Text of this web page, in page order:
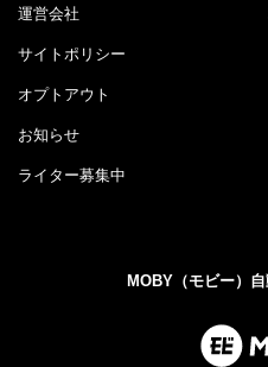
運営会社
サイトポリシー
オプトアウト
お知らせ
ライター募集中
MOBY（モビー）